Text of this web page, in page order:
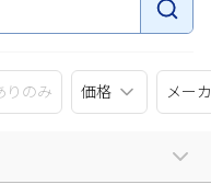
りのみ 価格 メー